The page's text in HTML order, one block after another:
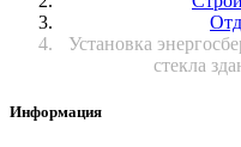
Установка
стекла
Информация